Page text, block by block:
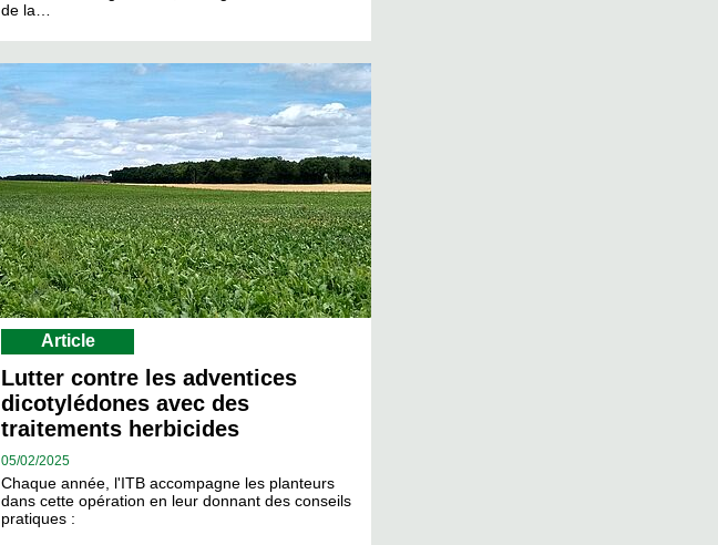
de la…
Article
Lutter contre les adventices
dicotylédones avec des
traitements herbicides
05/02/2025
Chaque année, l'ITB accompagne les planteurs
dans cette opération en leur donnant des conseils
pratiques :